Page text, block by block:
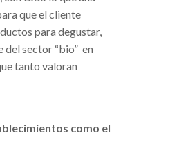
que el cliente
para degustar,
del sector “bio” en
tanto valoran
como el